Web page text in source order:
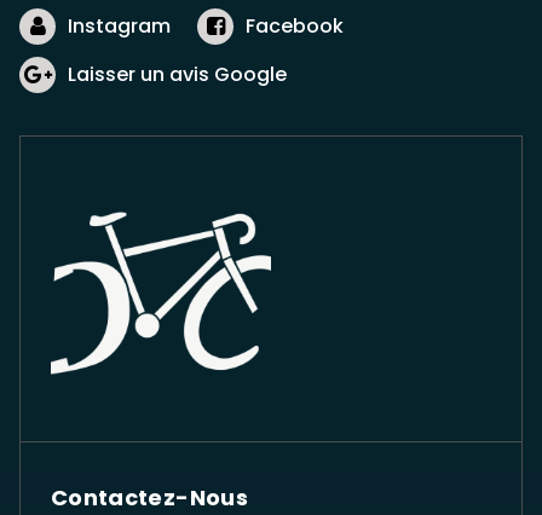
Instagram
Facebook
Laisser un avis Google
Contactez-Nous